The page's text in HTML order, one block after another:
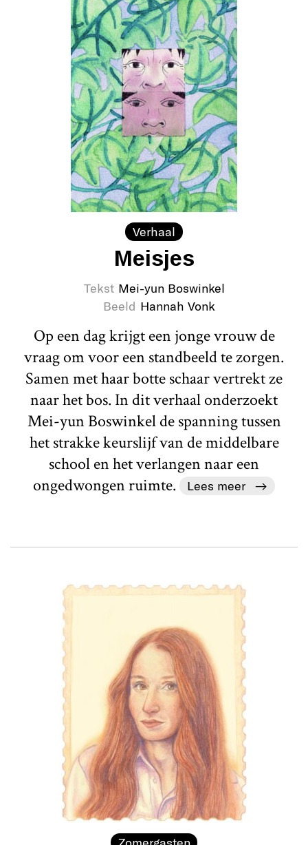
Verhaal
Meisjes
Tekst Mei-yun Boswinkel
Beeld Hannah Vonk
Op een dag krijgt een jonge vrouw de
vraag om voor een standbeeld te zorgen.
Samen met haar botte schaar vertrekt ze
naar het bos. In dit verhaal onderzoekt
Mei-yun Boswinkel de spanning tussen
het strakke keurslijf van de middelbare
school en het verlangen naar een
ongedwongen ruimte.
Lees meer